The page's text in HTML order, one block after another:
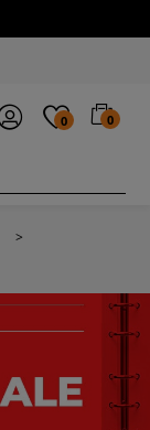
0 0
>